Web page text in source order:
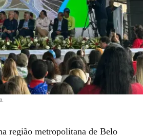
região metropolitana de Belo